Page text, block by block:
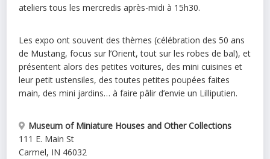
ateliers tous les mercredis après-midi à 15h30.
Les expo ont souvent des thèmes (célébration des 50 ans
de Mustang, focus sur l’Orient, tout sur les robes de bal), et
présentent alors des petites voitures, des mini cuisines et
leur petit ustensiles, des toutes petites poupées faites
main, des mini jardins… à faire pâlir d’envie un Lilliputien.
Museum of Miniature Houses and Other Collections
111 E. Main St
Carmel, IN 46032